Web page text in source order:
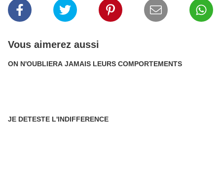
Vous aimerez aussi
ON N'OUBLIERA JAMAIS LEURS COMPORTEMENTS
JE DETESTE L'INDIFFERENCE